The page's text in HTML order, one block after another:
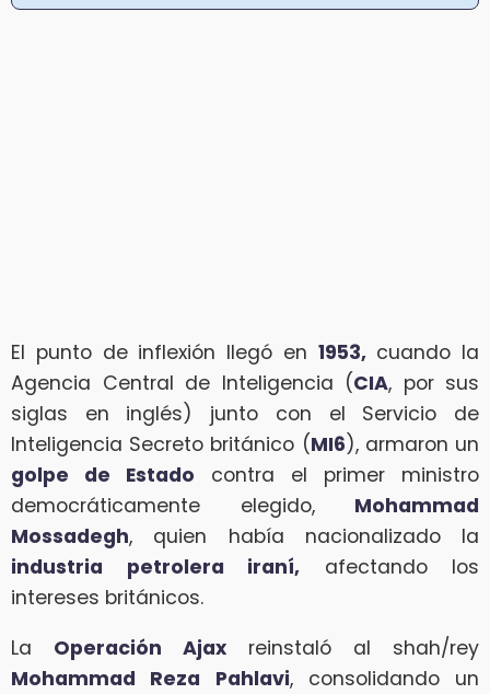
El punto de inflexión llegó en 1953,cuando la
Agencia Central de Inteligencia (CIA, por sus
siglas en inglés) junto con el Servicio de
Inteligencia Secreto británico (MI6), armaron un
golpe de Estado contra el primer ministro
democráticamente elegido, Mohammad
Mossadegh, quien había nacionalizado la
industria petrolera iraní, afectando los
intereses británicos.
La Operación Ajax reinstaló al shah/rey
Mohammad Reza Pahlavi, consolidando un